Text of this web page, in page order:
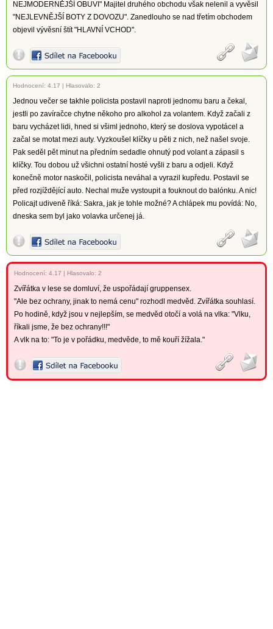
NEJMODERNĚJŠÍ OBUVI" Majitel druhého obchodu však nelenil a vyvěsil
"NEJLEVNĚJŠÍ BOTY Z DOVOZU". Zanedlouho se nad třetím obchodem
objevil vývěsní štít "HLAVNÍ VCHOD".
Hodnocení: 4.17 | Hlasovalo: 2
Jednou večer se takhle policista postavil naproti jednomu baru a čekal,
jestli po zavíračce chytne někoho pro alkohol za volantem. Když začali z
baru vycházet lidi, hned si všiml jednoho, který se doslova vypotácel a
začal se motat mezi auty. Vyzkoušel klíčky u pěti z nich, než našel svoje.
Pak seděl pět minut na předním sedadle ohnutý pod volant a zápasil s
klíčky. Tou dobou už všichni ostatní hosté vyšli z baru a odjeli. Když
konečně motor naskočil, policista neváhal a vyrazil kupředu. Postavil se
před rozjíždějící auto. Nechal muže vystoupit a fouknout do balónku. A nic!
Policajt udiveně říká: Sakra, jak je tohle možné? A chlápek mu povídá: No,
dneska sem byl jako volavka určenej já.
Hodnocení: 4.17 | Hlasovalo: 2
Zvířátka v lese se domluví, že uspořádají gruppensex.
"Ale bez ochrany, jinak to nemá cenu" rozhodl medvěd. Zvířátka souhlasí.
Po hodině, když jsou v nejlepším, se medvěd otočí a volá na vlka: "Vlku,
říkali jsme, že bez ochrany!!!"
A vlk na to: "To je v pořádku, medvěde, to mě kouří žížala."